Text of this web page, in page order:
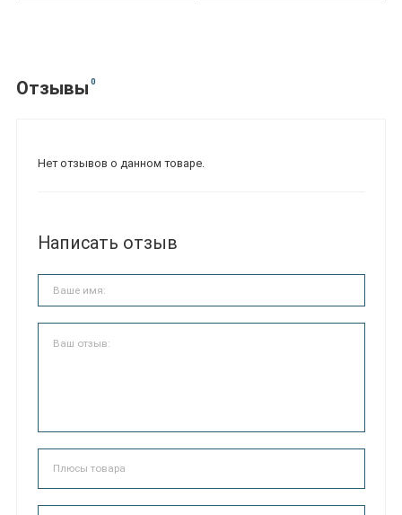
Отзывы 0
Нет отзывов о данном товаре.
Написать отзыв